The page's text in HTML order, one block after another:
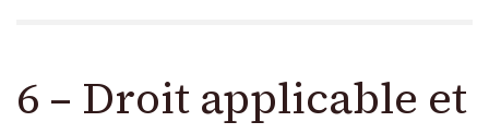
6 – Droit applicable et